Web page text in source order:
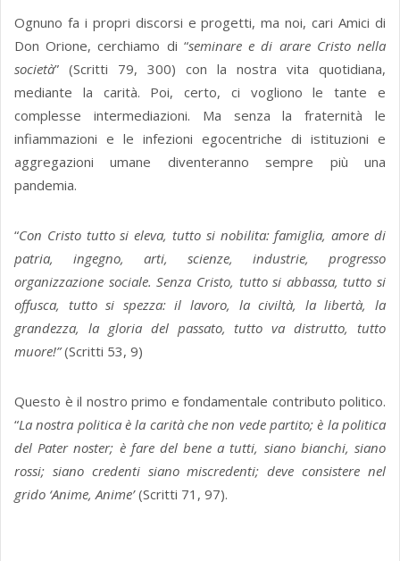
Ognuno fa i propri discorsi e progetti, ma noi, cari Amici di
Don Orione, cerchiamo di “seminare e di arare Cristo nella
società” (Scritti 79, 300) con la nostra vita quotidiana,
mediante la carità. Poi, certo, ci vogliono le tante e
complesse intermediazioni. Ma senza la fraternità le
infiammazioni e le infezioni egocentriche di istituzioni e
aggregazioni umane diventeranno sempre più una
pandemia.
“Con Cristo tutto si eleva, tutto si nobilita: famiglia, amore di
patria, ingegno, arti, scienze, industrie, progresso
organizzazione sociale. Senza Cristo, tutto si abbassa, tutto si
offusca, tutto si spezza: il lavoro, la civiltà, la libertà, la
grandezza, la gloria del passato, tutto va distrutto, tutto
muore!”(Scritti 53, 9)
Questo è il nostro primo e fondamentale contributo politico.
“La nostra politica è la carità che non vede partito; è la politica
del Pater noster; è fare del bene a tutti, siano bianchi, siano
rossi; siano credenti siano miscredenti; deve consistere nel
grido ‘Anime, Anime’(Scritti 71, 97).